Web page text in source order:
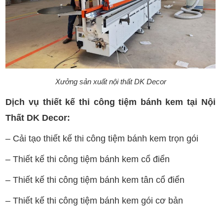
Xưởng sản xuất nội thất DK Decor
Dịch vụ thiết kế thi công tiệm bánh kem tại Nội
Thất DK Decor:
– Cải tạo thiết kế thi công tiệm bánh kem trọn gói
– Thiết kế thi công tiệm bánh kem cổ điển
– Thiết kế thi công tiệm bánh kem tân cổ điển
– Thiết kế thi công tiệm bánh kem gói cơ bản